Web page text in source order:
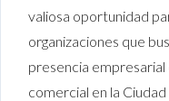
valiosa oportunidad
organizaciones que
presencia empresarial
comercial en la